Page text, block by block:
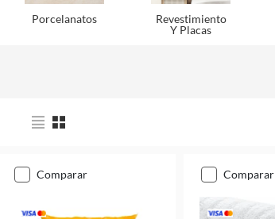
Porcelanatos
Revestimiento
Y Placas
comparar comparar